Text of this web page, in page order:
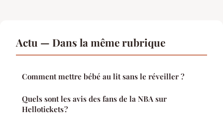
Actu — Dans la même rubrique
Comment mettre bébé au lit sans le réveiller ?
Quels sont les avis des fans de la NBA sur
Hellotickets ?